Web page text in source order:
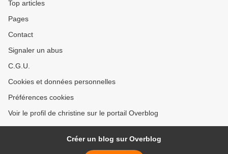
Top articles
Pages
Contact
Signaler un abus
C.G.U.
Cookies et données personnelles
Préférences cookies
Voir le profil de christine sur le portail Overblog
Créer un blog sur Overblog